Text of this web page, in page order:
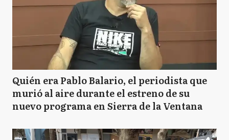
Quién era Pablo Balario, el periodista que
murió al aire durante el estreno de su
nuevo programa en Sierra de la Ventana